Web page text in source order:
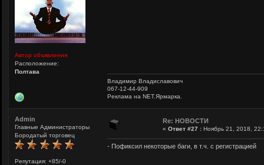
Автор объявления
Расположение:
Полтава
Владимир Владиславович
067-12-44-909
Реклама на NET.Ярмарка.
Admin
Главные Администраторы
Бородатый торговец
Репутация: +85/-0
Re: НОВОСТИ
« Ответ #27 : Ноябрь 21, 2018,
- Пофиксил некоторые баги, в т.ч. с регистрацией